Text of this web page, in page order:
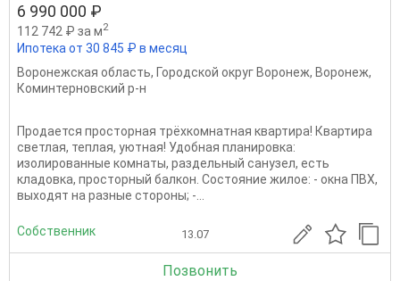
6 990 000 ₽
112 742 ₽ за м2
Ипотека от 30 845 ₽ в месяц
Воронежская область, Городской округ Воронеж, Воронеж,
Коминтерновский р-н
Продается просторная трёхкомнатная квартира! Квартира
светлая, теплая, уютная! Удобная планировка:
изолированные комнаты, раздельный санузел, есть
кладовка, просторный балкон. Состояние жилое: - окна ПВХ,
выходят на разные стороны; -...
Собственник 13.07
Позвонить